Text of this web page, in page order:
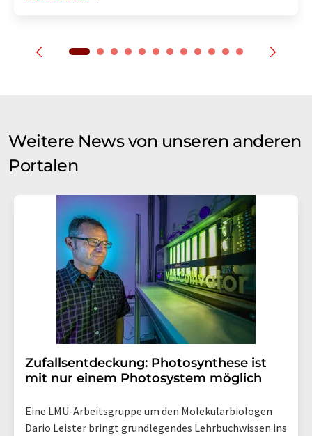
Weitere News von unseren anderen
Portalen
Zufallsentdeckung: Photosynthese ist
mit nur einem Photosystem möglich
Eine LMU-Arbeitsgruppe um den Molekularbiologen
Dario Leister bringt grundlegendes Lehrbuchwissen ins